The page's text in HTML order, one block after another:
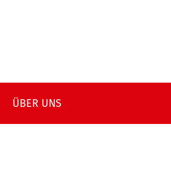
ÜBER UNS